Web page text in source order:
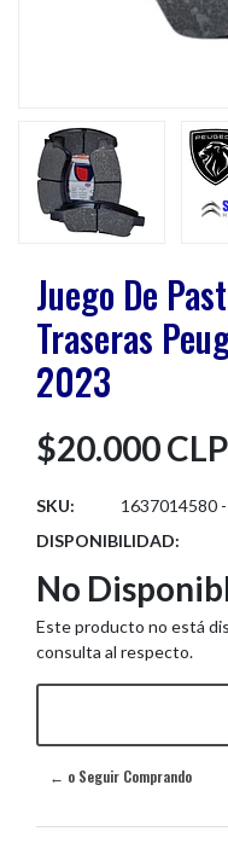
Juego De
Traseras
2023
$20.000 CLP
SKU:
1637014580
DISPONIBILIDAD:
No
Este producto no está
consulta al respecto.
← o Seguir Comprando